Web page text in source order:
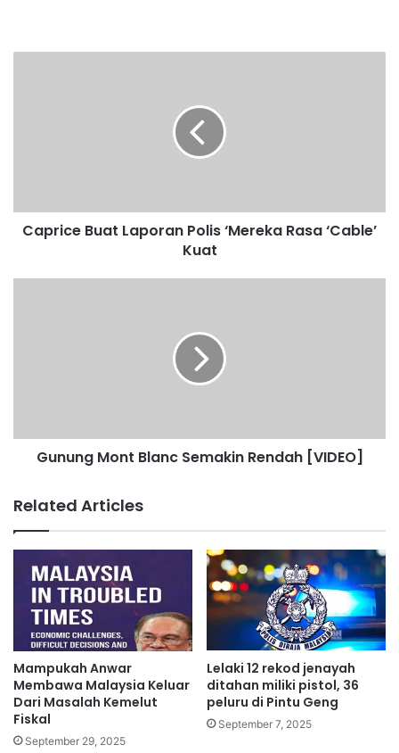
u
l
M
e
r
s
a
‘
C
a
Caprice Buat Laporan Polis ‘Mereka Rasa ‘Cable’
Kuat
n
a
n
c
i
n
R
e
n
Gunung Mont Blanc Semakin Rendah [VIDEO]
Related Articles
Mampukah Anwar
Membawa Malaysia Keluar
Dari Masalah Kemelut
Fiskal
September 29, 2025
Lelaki 12 rekod jenayah
ditahan miliki pistol, 36
peluru di Pintu Geng
September 7, 2025